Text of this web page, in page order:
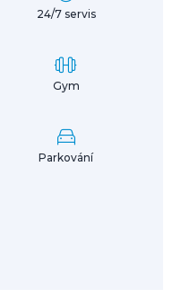
24/7 servis
Gym
Parkování